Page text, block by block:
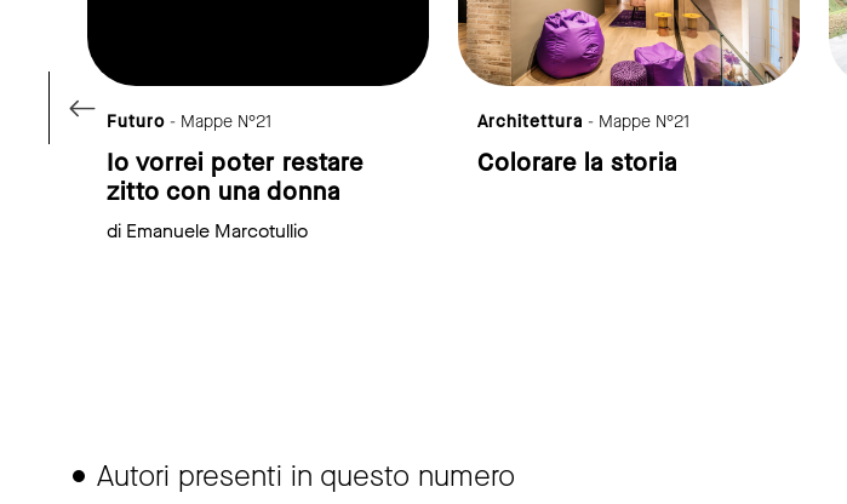
Futuro - Mappe N°21
Io vorrei poter restare
zitto con una donna
di Emanuele Marcotullio
Architettura - Mappe N°21
Colorare la storia
Autori presenti in questo numero